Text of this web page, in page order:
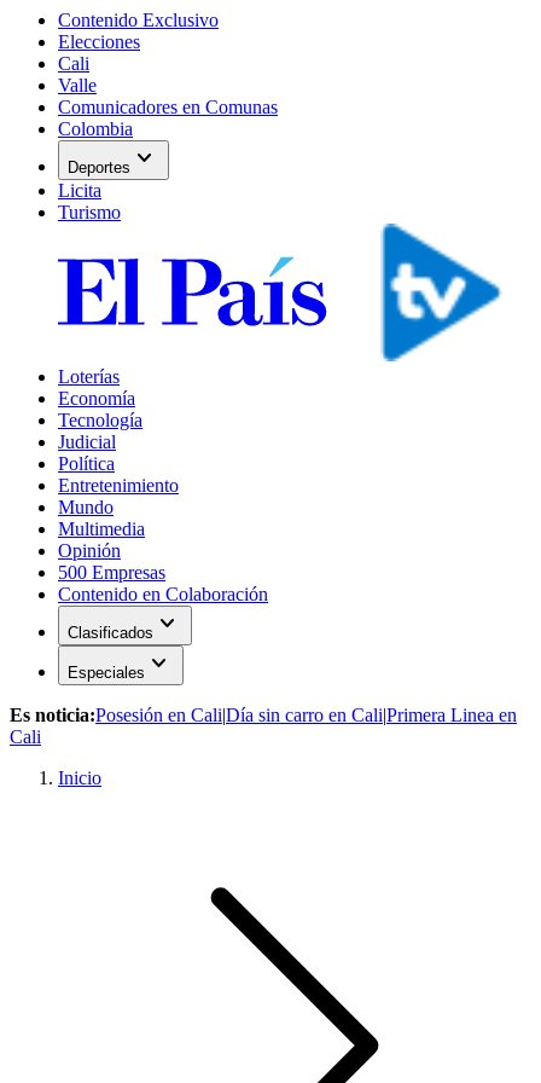
Contenido Exclusivo
Elecciones
Cali
Valle
Comunicadores en Comunas
Colombia
Deportes expand_more
Licita
Turismo
Loterías
Economía
Tecnología
Judicial
Política
Entretenimiento
Mundo
Multimedia
Opinión
500 Empresas
Contenido en Colaboración
Clasificados expand_more
Especiales expand_more
Es noticia:Posesión en Cali|Día sin carro en Cali|Primera Linea en
Cali
Inicio